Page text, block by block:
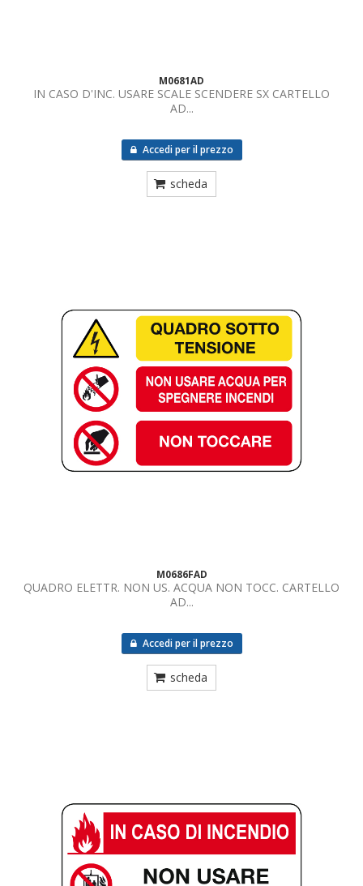
M0681AD
IN CASO D'INC. USARE SCALE SCENDERE SX CARTELLO
AD...
Accedi per il prezzo
scheda
M0686FAD
QUADRO ELETTR. NON US. ACQUA NON TOCC. CARTELLO
AD...
Accedi per il prezzo
scheda